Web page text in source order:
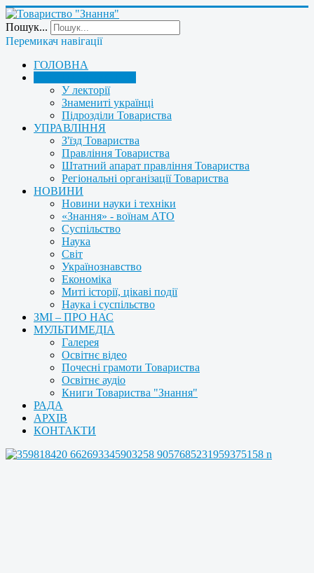
Пошук...
Перемикач навігації
ГОЛОВНА
У лекторії
Знамениті українці
Підрозділи Товариства
УПРАВЛІННЯ
З'їзд Товариства
Правління Товариства
Штатний апарат правління Товариства
Регіональні організації Товариства
НОВИНИ
Новини науки і техніки
«Знання» - воїнам АТО
Суспільство
Наука
Світ
Українознавство
Економіка
Миті історії, цікаві події
Наука і суспільство
ЗМІ – ПРО НАС
МУЛЬТИМЕДІА
Галерея
Освітнє відео
Почесні грамоти Товариства
Освітнє аудіо
Книги Товариства "Знання"
РАДА
АРХІВ
КОНТАКТИ